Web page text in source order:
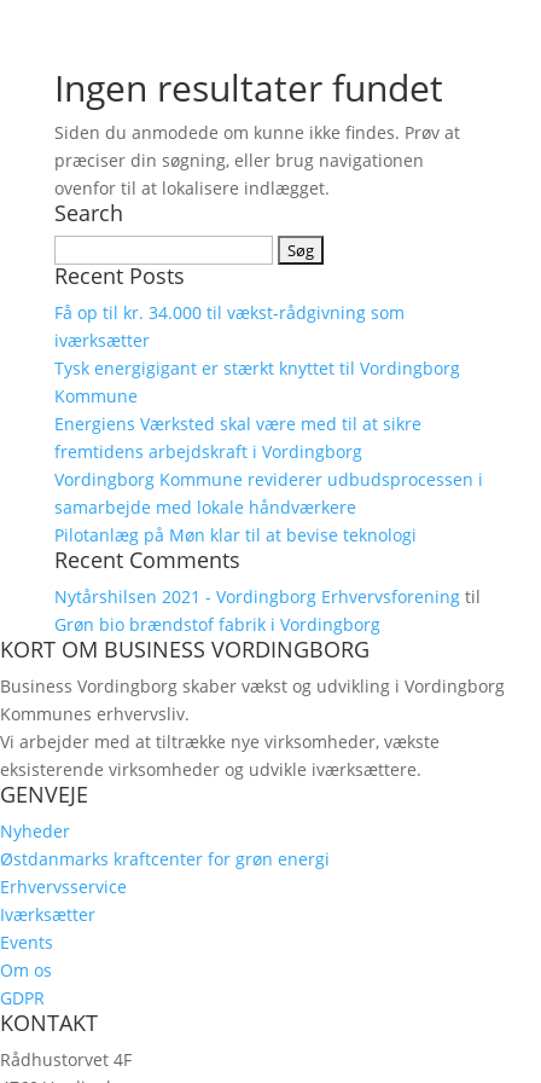
Ingen resultater fundet
Siden du anmodede om kunne ikke findes. Prøv at
præciser din søgning, eller brug navigationen
ovenfor til at lokalisere indlægget.
Search
efter:
Recent Posts
Få op til kr. 34.000 til vækst-rådgivning som
iværksætter
Tysk energigigant er stærkt knyttet til Vordingborg
Kommune
Energiens Værksted skal være med til at sikre
fremtidens arbejdskraft i Vordingborg
Vordingborg Kommune reviderer udbudsprocessen i
samarbejde med lokale håndværkere
Pilotanlæg på Møn klar til at bevise teknologi
Recent Comments
Nytårshilsen 2021 - Vordingborg Erhvervsforeningtil
Grøn bio brændstof fabrik i Vordingborg
KORT OM BUSINESS VORDINGBORG
Business Vordingborg skaber vækst og udvikling i Vordingborg
Kommunes erhvervsliv.
Vi arbejder med at tiltrække nye virksomheder, vækste
eksisterende virksomheder og udvikle iværksættere.
GENVEJE
Nyheder
Østdanmarks kraftcenter for grøn energi
Erhvervsservice
Iværksætter
Events
Om os
GDPR
KONTAKT
Rådhustorvet 4F